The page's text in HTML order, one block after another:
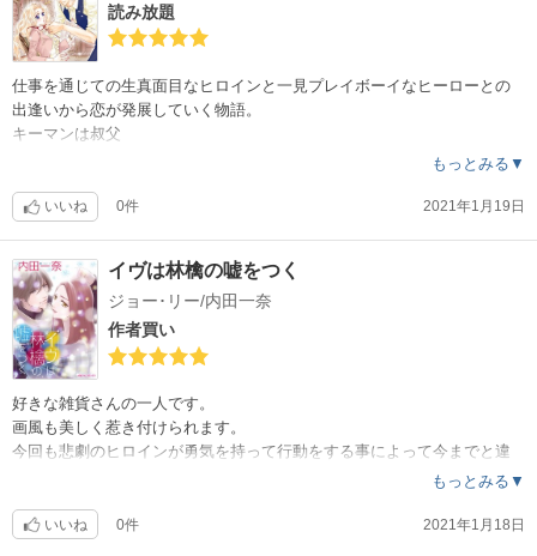
読み放題
仕事を通じての生真面目なヒロインと一見プレイボーイなヒーローとの
出逢いから恋が発展していく物語。
キーマンは叔父
もっとみる▼
いいね 0件 2021年1月19日
イヴは林檎の嘘をつく
ジョー･リー/内田一奈
作者買い
好きな雑貨さんの一人です。
画風も美しく惹き付けられます。
今回も悲劇のヒロインが勇気を持って行動をする事によって今までと違
オススメの一冊です。
もっとみる▼
いいね 0件 2021年1月18日